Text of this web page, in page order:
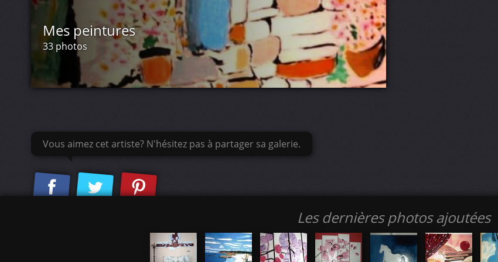
L empathie une profession
La méchanceté une agression
La guerre une aberration
Djamel le 03 / 02 /2013
Mes peintures
33 photos
Vous aimez cet artiste? N'hésitez pas à partager sa galerie.
Les dernières photos ajoutées